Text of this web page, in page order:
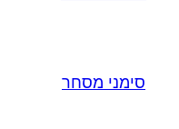
סימני מסחר